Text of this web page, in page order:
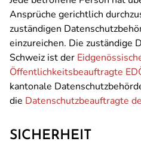
Ansprüche gerichtlich
zuständigen
einzureichen. Die zuständige
Schweiz ist der
Öffentlichkeitsbeauftragte
kantonale
die Datenschutzbeauftragte
SICHERHEIT